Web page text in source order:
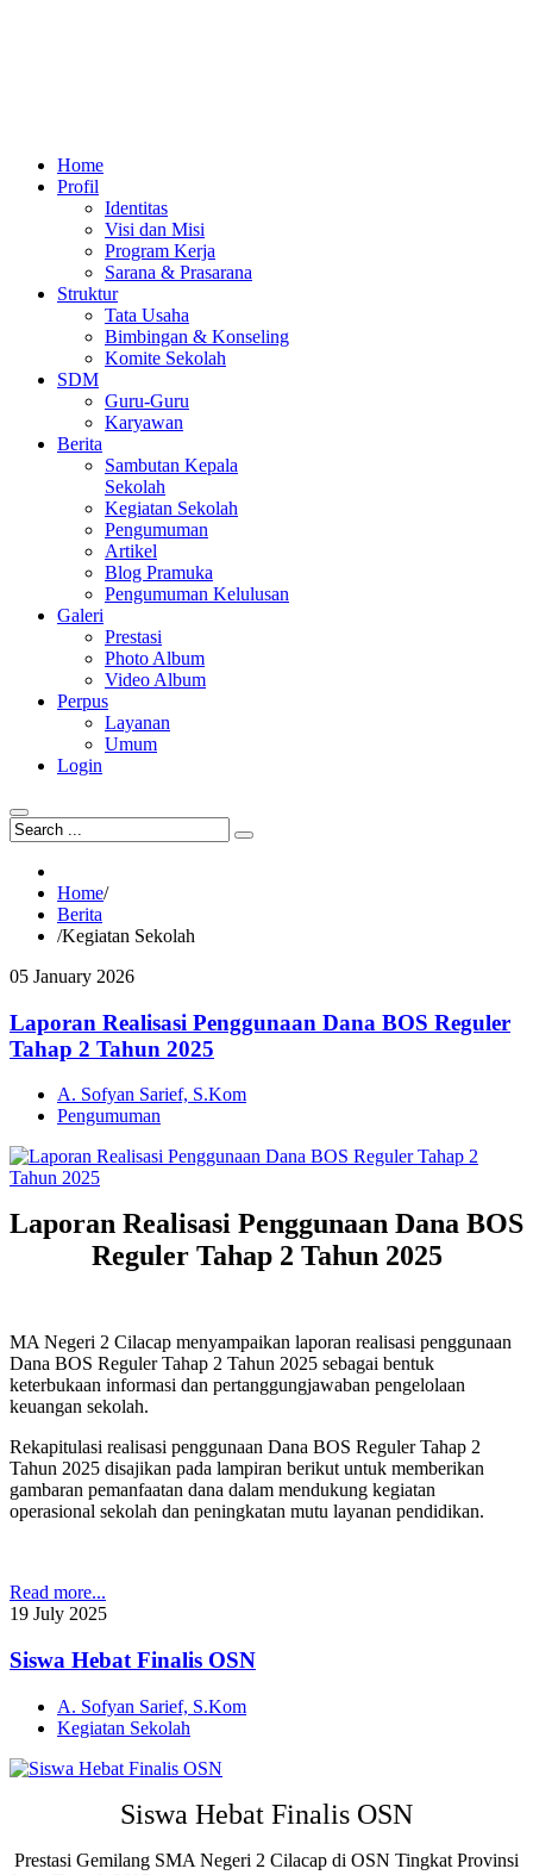
Home
Profil
Identitas
Visi dan Misi
Program Kerja
Sarana & Prasarana
Struktur
Tata Usaha
Bimbingan & Konseling
Komite Sekolah
SDM
Guru-Guru
Karyawan
Berita
Sambutan Kepala
Sekolah
Kegiatan Sekolah
Pengumuman
Artikel
Blog Pramuka
Pengumuman Kelulusan
Galeri
Prestasi
Photo Album
Video Album
Perpus
Layanan
Umum
Login
Home/
Berita
/Kegiatan Sekolah
05 January 2026
Laporan Realisasi Penggunaan Dana BOS Reguler
Tahap 2 Tahun 2025
A. Sofyan Sarief, S.Kom
Pengumuman
Laporan Realisasi Penggunaan Dana BOS
Reguler Tahap 2 Tahun 2025
MA Negeri 2 Cilacap menyampaikan laporan realisasi penggunaan
Dana BOS Reguler Tahap 2 Tahun 2025 sebagai bentuk
keterbukaan informasi dan pertanggungjawaban pengelolaan
keuangan sekolah.
Rekapitulasi realisasi penggunaan Dana BOS Reguler Tahap 2
Tahun 2025 disajikan pada lampiran berikut untuk memberikan
gambaran pemanfaatan dana dalam mendukung kegiatan
operasional sekolah dan peningkatan mutu layanan pendidikan.
Read more...
19 July 2025
Siswa Hebat Finalis OSN
A. Sofyan Sarief, S.Kom
Kegiatan Sekolah
Siswa Hebat Finalis OSN
Prestasi Gemilang SMA Negeri 2 Cilacap di OSN Tingkat Provinsi